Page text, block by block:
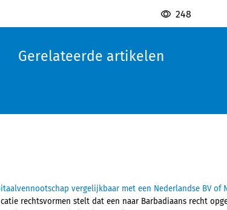
248
Gerelateerde artikelen
vergelijkbaar met een Nederlandse BV of
rechtsvormen stelt dat een naar Barbadiaans recht